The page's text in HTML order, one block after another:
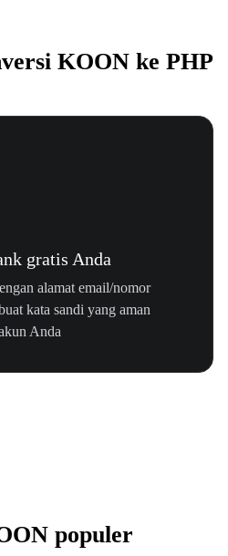
KOON ke PHP
gratis Anda
alamat email/nomor
kata sandi yang aman
Anda
populer